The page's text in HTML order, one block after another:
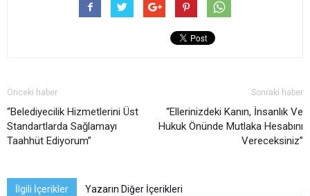
Önceki haber
“Belediyecilik Hizmetlerini Üst
Standartlarda Sağlamayı
Taahhüt Ediyorum”
Sonraki haber
“Ellerinizdeki Kanın, İnsanlık Ve
Hukuk Önünde Mutlaka Hesabını
Vereceksiniz”
İlgili İçerikler Yazarın Diğer İçerikleri